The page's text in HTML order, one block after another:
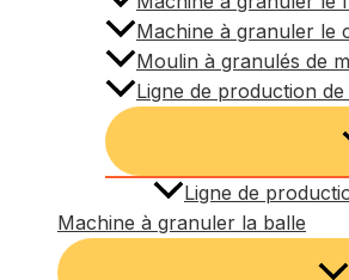
Machine à granuler le
Moulin à granulés de
Ligne de production
Ligne de
Machine à granuler la balle